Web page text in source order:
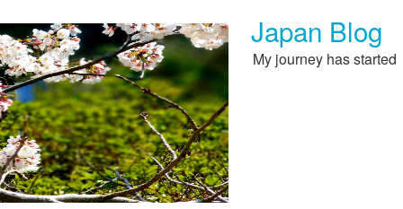
Japan Blog
My journey has started